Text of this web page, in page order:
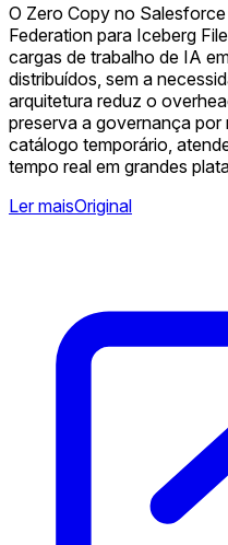
O Zero Copy no
Federation para Iceberg
cargas de trabalho de IA
distribuídos, sem a
arquitetura reduz o
preserva a governança
catálogo temporário,
tempo real em grandes
Ler maisOriginal